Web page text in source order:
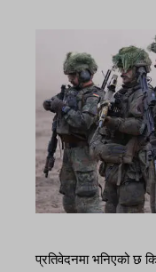
प्रतिवेदनमा भनिएको छ